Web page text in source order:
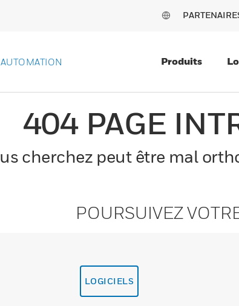
Produits
404 PAGE
cherchez peut être mal
POURSUIVEZ
LOGICIELS